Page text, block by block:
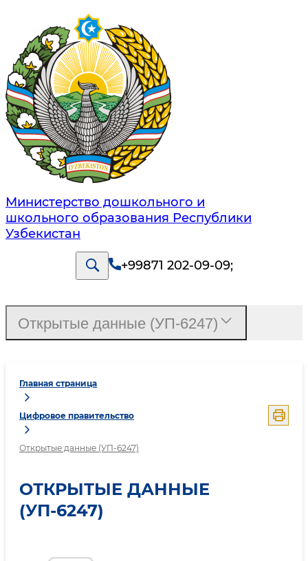
Министерство дошкольного и
школьного образования Республики
Узбекистан
+99871 202-09-09;
Главная страница
Цифровое правительство
Открытые данные (УП-6247)
ОТКРЫТЫЕ ДАННЫЕ
(УП-6247)
Открытые данные (УП-6247)